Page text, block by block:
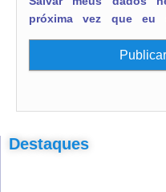
próxima vez que eu
Destaques